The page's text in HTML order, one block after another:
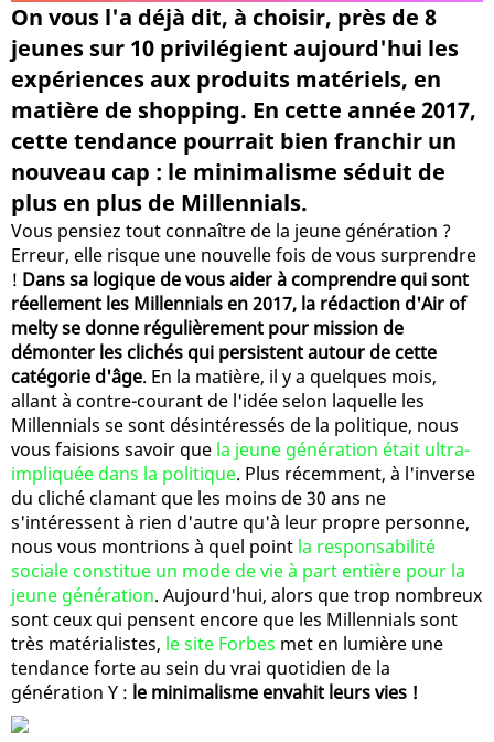
On vous l'a déjà dit, à choisir, près de 8
jeunes sur 10 privilégient aujourd'hui les
expériences aux produits matériels, en
matière de shopping. En cette année 2017,
cette tendance pourrait bien franchir un
nouveau cap : le minimalisme séduit de
plus en plus de Millennials.
Vous pensiez tout connaître de la jeune génération ?
Erreur, elle risque une nouvelle fois de vous surprendre
! Dans sa logique de vous aider à comprendre qui sont
réellement les Millennials en 2017, la rédaction d'Air of
melty se donne régulièrement pour mission de
démonter les clichés qui persistent autour de cette
catégorie d'âge. En la matière, il y a quelques mois,
allant à contre-courant de l'idée selon laquelle les
Millennials se sont désintéressés de la politique, nous
vous faisions savoir que la jeune génération était ultra-
impliquée dans la politique. Plus récemment, à l'inverse
du cliché clamant que les moins de 30 ans ne
s'intéressent à rien d'autre qu'à leur propre personne,
nous vous montrions à quel point la responsabilité
sociale constitue un mode de vie à part entière pour la
jeune génération. Aujourd'hui, alors que trop nombreux
sont ceux qui pensent encore que les Millennials sont
très matérialistes, le site Forbes met en lumière une
tendance forte au sein du vrai quotidien de la
génération Y : le minimalisme envahit leurs vies !